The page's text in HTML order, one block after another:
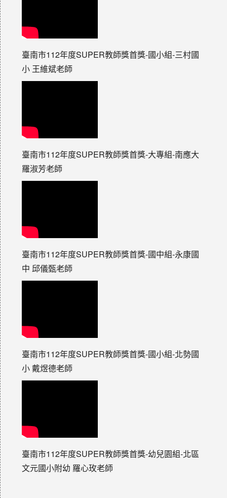
臺南市112年度SUPER教師獎首獎-國小組-三村國
小 王維斌老師
臺南市112年度SUPER教師獎首獎-大專組-南應大
羅淑芳老師
臺南市112年度SUPER教師獎首獎-國中組-永康國
中 邱儀甄老師
臺南市112年度SUPER教師獎首獎-國小組-北勢國
小 戴煜德老師
臺南市112年度SUPER教師獎首獎-幼兒園組-北區
文元國小附幼 羅心玫老師